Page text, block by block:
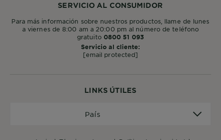
LINKS ÚTILES
País
SERVICIO AL CONSUMIDOR
Para más información sobre nuestros productos, llame de lunes
a viernes de 8:00 am a 20:00 pm al número de teléfono
gratuito 0800 51 093
Servicio al cliente:
[email protected]